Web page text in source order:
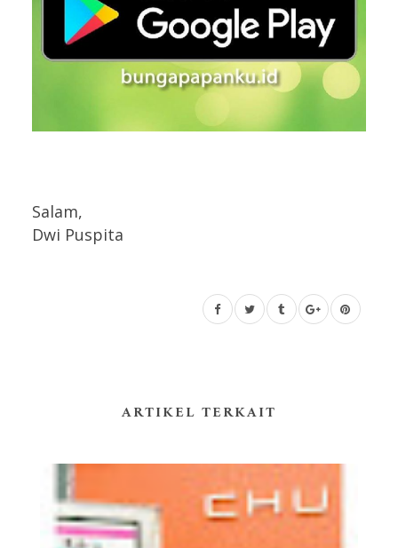
Salam,
Dwi Puspita
ARTIKEL TERKAIT